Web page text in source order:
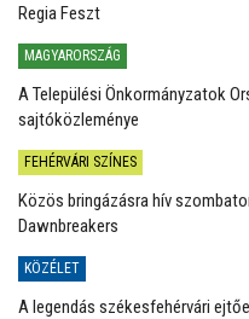
Regia Feszt
MAGYARORSZÁG
A Települési Önkormányzatok
sajtóközleménye
FEHÉRVÁRI SZÍNES
Közös bringázásra hív
Dawnbreakers
KÖZÉLET
A legendás székesfehérvári